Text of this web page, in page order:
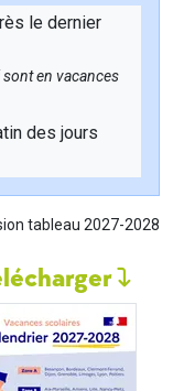
le dernier
en vacances
des jours
tableau 2027-2028